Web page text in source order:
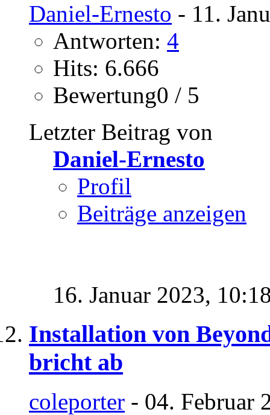
Daniel-Ernesto - 11.
Antworten: 4
Hits: 6.666
Bewertung0 / 5
Letzter Beitrag von
Daniel-Ernesto
Profil
Beiträge anzeigen
16. Januar 2023,
Installation von
bricht ab
coleporter - 04. Februar